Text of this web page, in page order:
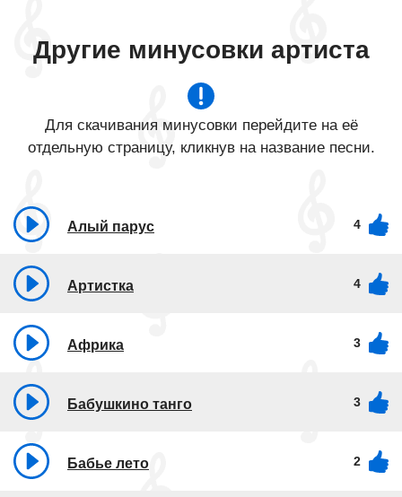
Другие минусовки артиста
Для скачивания минусовки перейдите на её
отдельную страницу, кликнув на название песни.
Алый парус 4
Артистка 4
Африка 3
Бабушкино танго 3
Бабье лето 2